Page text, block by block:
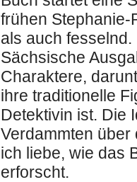
frühen
als auch
Sächsische
Charaktere,
ihre traditionelle
Detektivin ist. Die
Verdammten
ich liebe, wie das
erforscht.